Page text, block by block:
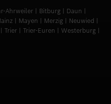
Ahrweiler | Bitburg | Daun |
| Mayen | Merzig | Neuwied |
Trier | Trier-Euren | Westerburg |